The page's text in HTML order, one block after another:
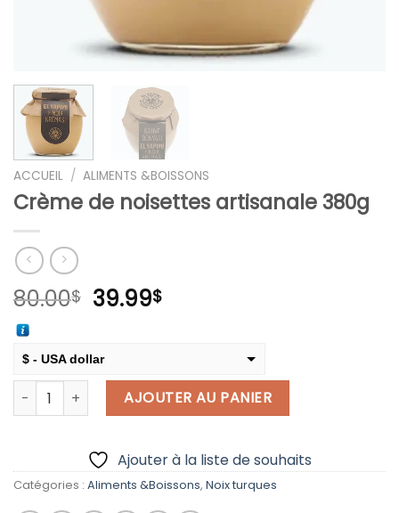
ACCUEIL / ALIMENTS &BOISSONS
Crème de noisettes artisanale 380g
80.00$ Le
était :
80.00$.
39.99$Le
39.99$.
$ - USA dollar
€ - European Euro
quantité de Crème de noisettes artisanale 380g
AJOUTER AU PANIER
Ajouter à la liste de souhaits
Catégories : Aliments &Boissons, Noix turques